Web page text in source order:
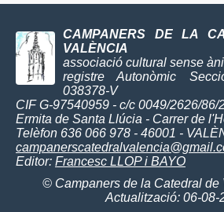
CAMPANERS DE LA
VALÈNCIA
associació cultural sense
registre Autonòmic
038378-V
CIF G-97540959 - c/c 0049/2626/86/
Ermita de Santa Llúcia - Carrer de
Telèfon 636 066 978 - 46001 -
Editor: Francesc LLOP i BAYO
© Campaners de la Catedral de
Actualització: 06-08-